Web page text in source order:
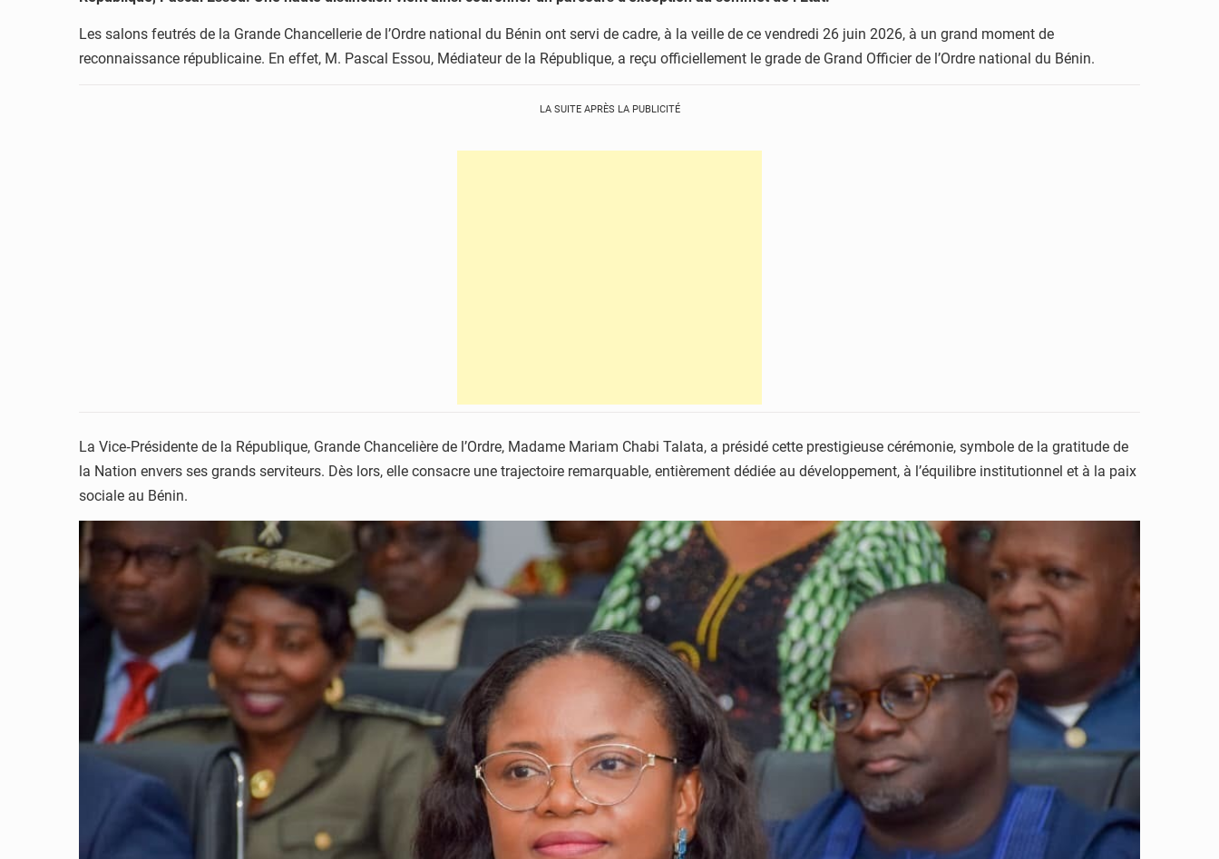
Les salons feutrés de la Grande Chancellerie de l’Ordre national du Bénin ont servi de cadre, à la veille de ce vendredi 26 juin 2026, à un grand moment de
reconnaissance républicaine. En effet, M. Pascal Essou, Médiateur de la République, a reçu officiellement le grade de Grand Officier de l’Ordre national du Bénin.
LA SUITE APRÈS LA PUBLICITÉ
La Vice‑Présidente de la République, Grande Chancelière de l’Ordre, Madame Mariam Chabi Talata, a présidé cette prestigieuse cérémonie, symbole de la gratitude de
la Nation envers ses grands serviteurs. Dès lors, elle consacre une trajectoire remarquable, entièrement dédiée au développement, à l’équilibre institutionnel et à la paix
sociale au Bénin.